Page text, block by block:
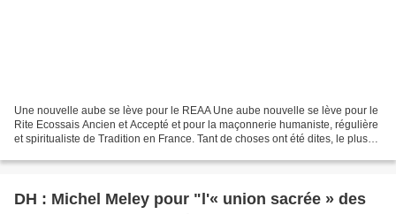
Une nouvelle aube se lève pour le REAA Une aube nouvelle se lève pour le
Rite Ecossais Ancien et Accepté et pour la maçonnerie humaniste, régulière
et spiritualiste de Tradition en France. Tant de choses ont été dites, le plus
DH : Michel Meley pour "l'« union sacrée » des